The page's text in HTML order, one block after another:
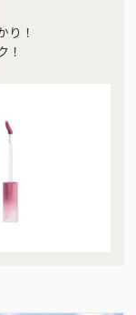
り！
！